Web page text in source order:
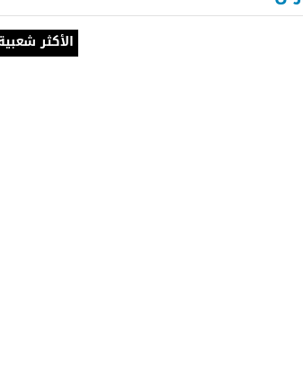
الأكثر شعبية